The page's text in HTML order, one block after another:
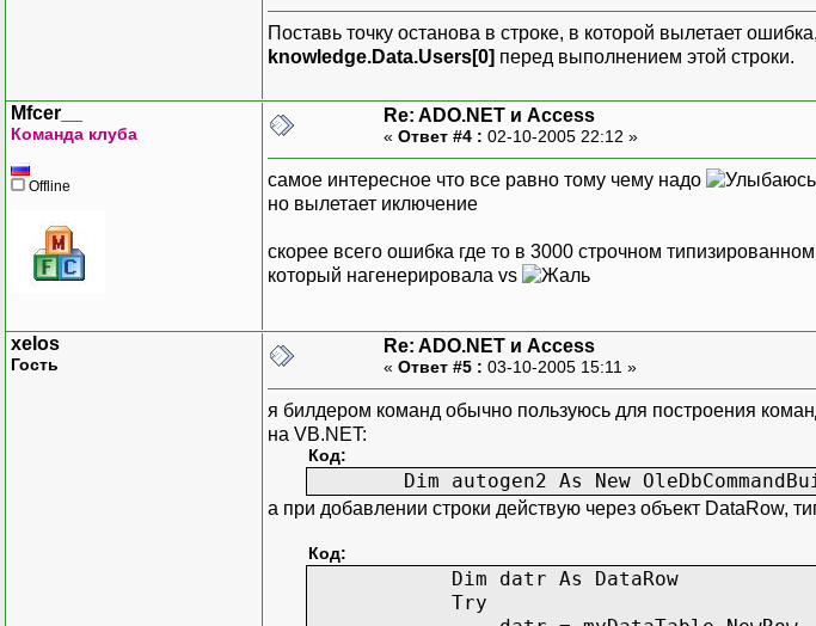
Поставь точку останова в строке, в которой вылетает
knowledge.Data.Users[0] перед выполнением этой строки.
Mfcer__
Команда клуба
Offline
Re: ADO.NET и Access
« Ответ #4 : 02-10-2005 22:12 »
самое интересное что все равно тому чему надо
но вылетает иключение
скорее всего ошибка где то в 3000 строчном
который нагенерировала vs
xelos
Гость
Re: ADO.NET и Access
« Ответ #5 : 03-10-2005 15:11 »
я билдером команд обычно пользуюсь для построения
на VB.NET:
Код:
Dim autogen2 As New
а при добавлении строки действую через объект DataRow,
Код:
Dim datr As DataRow
Try